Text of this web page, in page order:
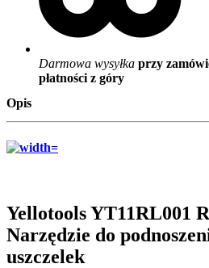
Darmowa wysyłka przy
płatności z góry
Opis
Yellotools YT11RL001
Narzędzie do
uszczelek